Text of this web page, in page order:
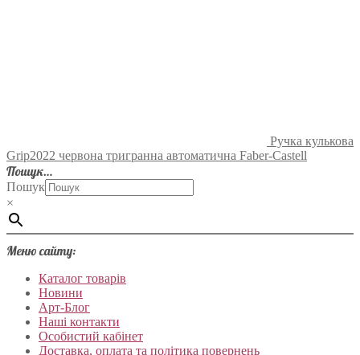
Ручка кулькова
Grip2022 червона тригранна автоматична Faber-Castell
Пошук…
Пошук
×
Меню сайту:
Каталог товарів
Новини
Арт-Блог
Наші контакти
Особистий кабінет
Доставка, оплата та політика повернень